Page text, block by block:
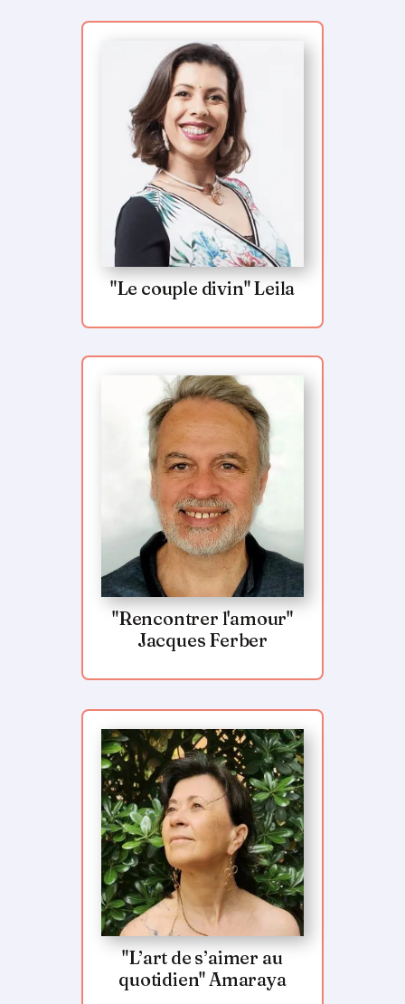
"Le couple divin" Leila
"Rencontrer l'amour"
Jacques Ferber
"L’art de s’aimer au
quotidien" Amaraya